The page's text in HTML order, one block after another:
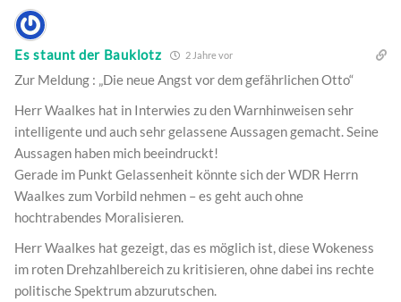
Es staunt der Bauklotz 2 Jahre vor
Zur Meldung : „Die neue Angst vor dem gefährlichen Otto“
Herr Waalkes hat in Interwies zu den Warnhinweisen sehr
intelligente und auch sehr gelassene Aussagen gemacht. Seine
Aussagen haben mich beeindruckt!
Gerade im Punkt Gelassenheit könnte sich der WDR Herrn
Waalkes zum Vorbild nehmen – es geht auch ohne
hochtrabendes Moralisieren.
Herr Waalkes hat gezeigt, das es möglich ist, diese Wokeness
im roten Drehzahlbereich zu kritisieren, ohne dabei ins rechte
politische Spektrum abzurutschen.